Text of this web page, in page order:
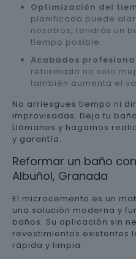
Optimización del
planificada puede
nosotros, tendrás un
tiempo posible.
Acabados
reformado no solo
también aumenta el
No arriesgues tiempo ni
improvisadas. Deja tu
Llámanos y hagamos
y garantía.
Reformar un baño
Albuñol, Granada
El microcemento es un
una solución moderna y
baños. Su aplicación sin
revestimientos existentes
rápida y limpia.